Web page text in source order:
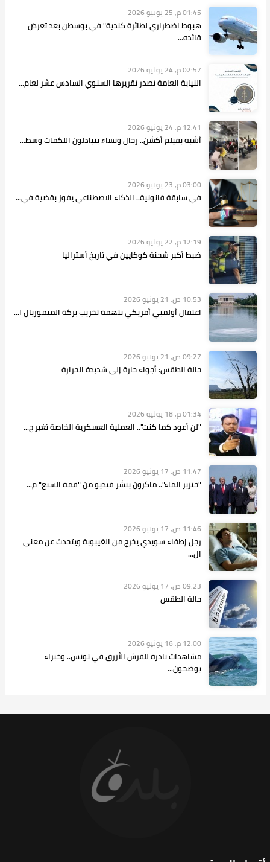
01:45 م, 25 يونيو 2026
هبوط اضطراري لطائرة كندية" في بوسطن بعد تعرض
قائده...
02:57 م, 24 يونيو 2026
النيابة العامة تصدر تقريرها السنوي السادس عشر لعام...
12:41 م, 24 يونيو 2026
أشبه بفيلم أكشن.. رجال ونساء يتبادلون اللكمات وسط...
03:00 م, 23 يونيو 2026
في سابقة قانونية.. الذكاء الاصطناعي يفوز بقضية في...
12:19 م, 22 يونيو 2026
ضبط أكبر شحنة كوكايين في تاريخ أستراليا
10:53 ص, 21 يونيو 2026
اعتقال أولمبي أمريكي بتهمة تخريب بركة الميموريال ا...
09:27 ص, 21 يونيو 2026
حالة الطقس: أجواء حارة إلى شديدة الحرارة
01:34 م, 18 يونيو 2026
"لن أعود كما كنت".. العملية العسكرية الخاصة تغير ح...
11:47 ص, 17 يونيو 2026
"خنزير الماء".. ماكرون ينشر فيديو من "قمة السبع" م...
11:46 ص, 17 يونيو 2026
رجل إطفاء سويدي يخرج من الغيبوبة ويتحدث عن معنى
ال...
09:23 ص, 17 يونيو 2026
حالة الطقس
12:00 م, 16 يونيو 2026
مشاهدات نادرة للقرش الأزرق في تونس.. وخبراء
يوضحون...